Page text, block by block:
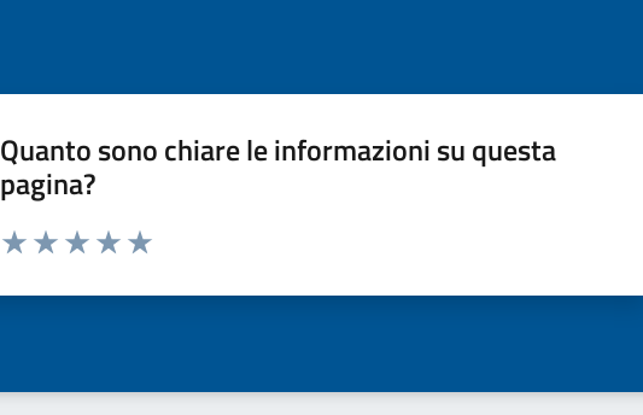
Quanto sono chiare le informazioni su questa
pagina?
Valuta da 1 a 5 stelle la pagina